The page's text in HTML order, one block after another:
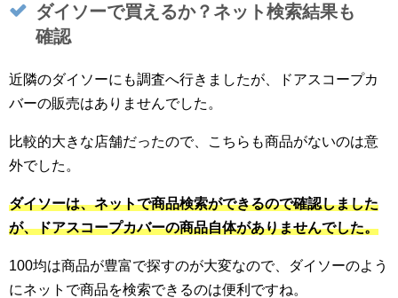
ダイソーで買えるか？ネット検索結果も
確認
近隣のダイソーにも調査へ行きましたが、ドアスコープカ
バーの販売はありませんでした。
比較的大きな店舗だったので、こちらも商品がないのは意
外でした。
ダイソーは、ネットで商品検索ができるので確認しました
が、ドアスコープカバーの商品自体がありませんでした。
100均は商品が豊富で探すのが大変なので、ダイソーのよう
にネットで商品を検索できるのは便利ですね。